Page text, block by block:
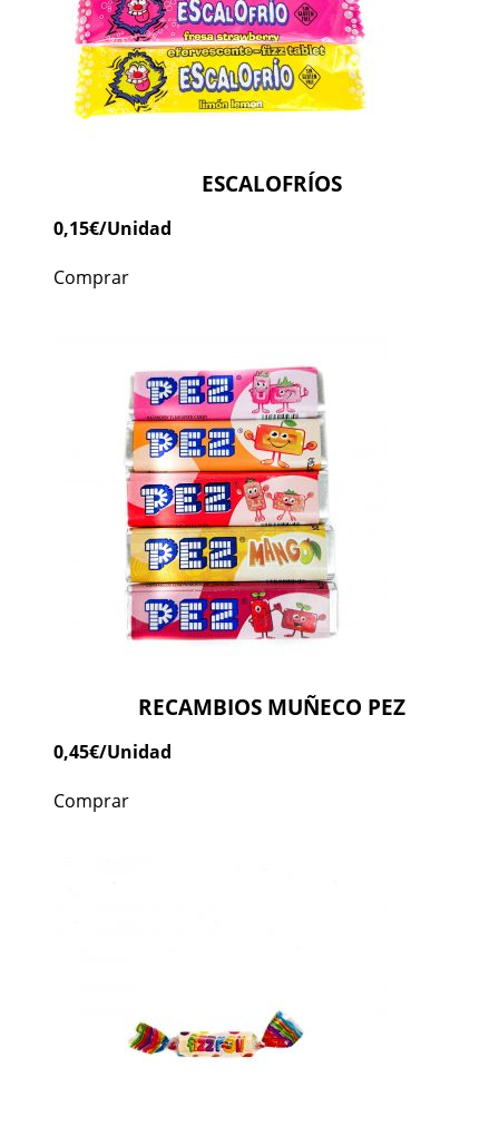
ESCALOFRÍOS
0,15€/Unidad
Comprar
RECAMBIOS MUÑECO PEZ
0,45€/Unidad
Comprar